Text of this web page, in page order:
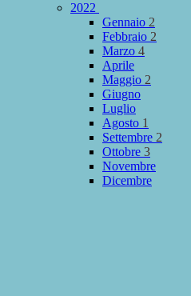
2022
Gennaio 2
Febbraio 2
Marzo 4
Aprile
Maggio 2
Giugno
Luglio
Agosto 1
Settembre 2
Ottobre 3
Novembre
Dicembre